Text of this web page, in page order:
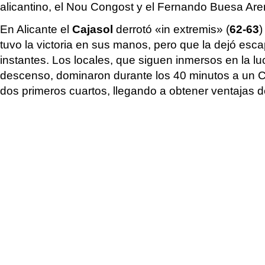
alicantino, el Nou Congost y el Fernando Buesa
En Alicante el Cajasol derrotó «in extremis» (62-63)
tuvo la victoria en sus manos, pero que la dejó
instantes. Los locales, que siguen inmersos en la
descenso, dominaron durante los 40 minutos a un
dos primeros cuartos, llegando a obtener ventajas